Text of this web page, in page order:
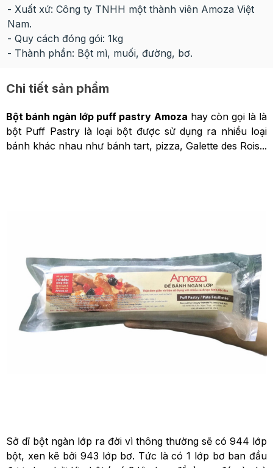
- Xuất xứ: Công ty TNHH một thành viên Amoza Việt
Nam.
- Quy cách đóng gói: 1kg
- Thành phần: Bột mì, muối, đường, bơ.
Chi tiết sản phẩm
Bột bánh ngàn lớp puff pastry Amoza hay còn gọi là là
bột Puff Pastry là loại bột được sử dụng ra nhiều loại
bánh khác nhau như bánh tart, pizza, Galette des Rois...
Sở dĩ bột ngàn lớp ra đời vì thông thường sẽ có 944 lớp
bột, xen kẽ bởi 943 lớp bơ. Tức là có 1 lớp bơ ban đầu